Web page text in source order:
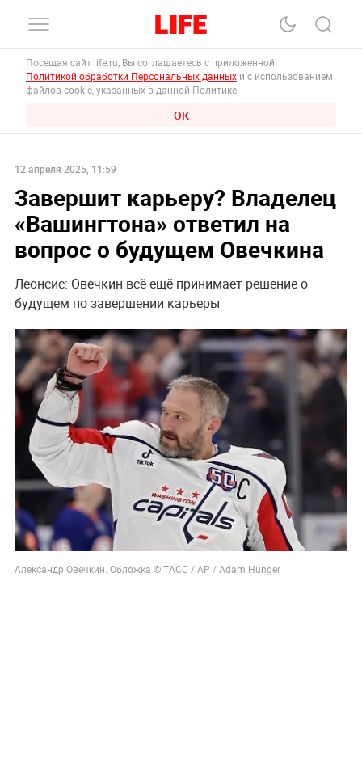
Посещая сайт life.ru, Вы соглашаетесь с приложенной
Политикой обработки Персональных данных и с использованием
файлов cookie, указанных в данной Политике.
ОК
12 апреля 2025, 11:59
Завершит карьеру? Владелец
«Вашингтона» ответил на
вопрос о будущем Овечкина
Леонсис: Овечкин всё ещё принимает решение о
будущем по завершении карьеры
Александр Овечкин. Обложка © ТАСС / AP / Adam Hunger